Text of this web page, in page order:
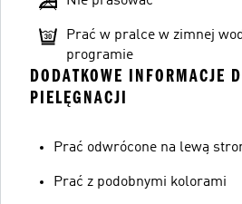
Prać w pralce w zimnej
programie
DODATKOWE INFORMACJE
PIELĘGNACJI
Prać odwrócone na lewą
Prać z podobnymi kolorami